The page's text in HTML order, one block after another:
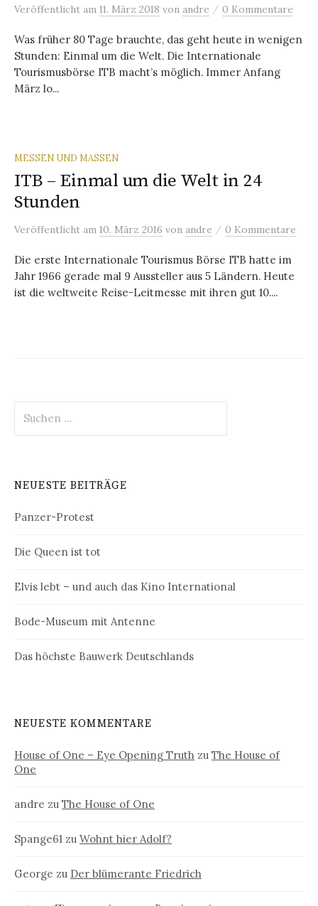
Veröffentlicht am 11. März 2018 von andre / 0 Kommentare
‌Was früher 80 Tage brauchte, das geht heute in wenigen
Stunden: Einmal um die Welt. Die Internationale
Tourismusbörse ITB macht’s möglich. Immer Anfang
März lo...
MESSEN UND MASSEN
ITB – Einmal um die Welt in 24
Stunden
Veröffentlicht am 10. März 2016 von andre / 0 Kommentare
Die erste Internationale Tourismus Börse ITB hatte im
Jahr 1966 gerade mal 9 Aussteller aus 5 Ländern. Heute
ist die weltweite Reise-Leitmesse mit ihren gut 10....
nach:
NEUESTE BEITRÄGE
Panzer-Protest
Die Queen ist tot
Elvis lebt – und auch das Kino International
Bode-Museum mit Antenne
Das höchste Bauwerk Deutschlands
NEUESTE KOMMENTARE
House of One – Eye Opening Truth zu The House of
One
andre zu The House of One
Spange61 zu Wohnt hier Adolf?
George zu Der blümerante Friedrich